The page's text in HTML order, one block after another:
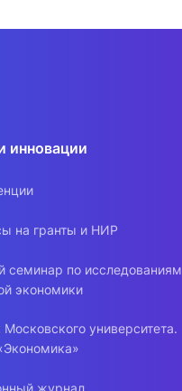
инновации
на гранты и НИР
семинар по исследованиям
экономики
Московского университета.
журнал